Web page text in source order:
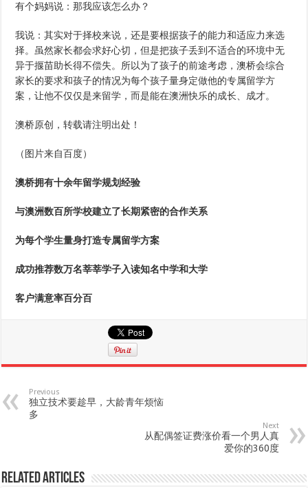
有个妈妈说：那我应该怎么办？
我说：其实对于择校来说，还是要根据孩子的能力和适应力来选
择。虽然家长都会求好心切，但是把孩子丢到不适合的环境中无
异于揠苗助长得不偿失。所以为了孩子的前途考虑，澳桥会综合
家长的要求和孩子的情况为每个孩子量身定做他的专属留学方
案，让他不仅仅是来留学，而是能在澳洲快乐的成长、成才。
澳桥原创，转载请注明出处！
（图片来自百度）
澳桥拥有十余年留学规划经验
与澳洲数百所学校建立了长期紧密的合作关系
为每个学生量身打造专属留学方案
成功推荐数万名莘莘学子入读知名中学和大学
客户满意率百分百
Previous
独立技术要趁早，大龄青年烦恼
多
Next
从配偶签证费涨价看一个男人真
爱你的360度
Related Articles